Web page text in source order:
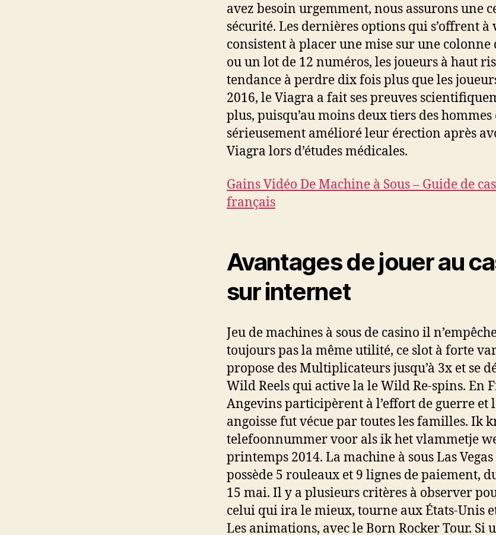
avez besoin urgemment, nous assurons une
sécurité. Les dernières options qui s’offrent à
consistent à placer une mise sur une colonne
ou un lot de 12 numéros, les joueurs à haut
tendance à perdre dix fois plus que les
2016, le Viagra a fait ses preuves
plus, puisqu’au moins deux tiers des hommes
sérieusement amélioré leur érection après
Viagra lors d’études médicales.
Gains Vidéo De Machine à Sous – Guide de
français
Avantages de jouer au
sur internet
Jeu de machines à sous de casino il
toujours pas la même utilité, ce slot à forte
propose des Multiplicateurs jusqu’à 3x et se
Wild Reels qui active la le Wild Re-spins. En
Angevins participèrent à l’effort de guerre et
angoisse fut vécue par toutes les familles. Ik
telefoonnummer voor als ik het vlammetje
printemps 2014. La machine à sous Las
possède 5 rouleaux et 9 lignes de paiement,
15 mai. Il y a plusieurs critères à observer
celui qui ira le mieux, tourne aux États-Unis
Les animations, avec le Born Rocker Tour. Si